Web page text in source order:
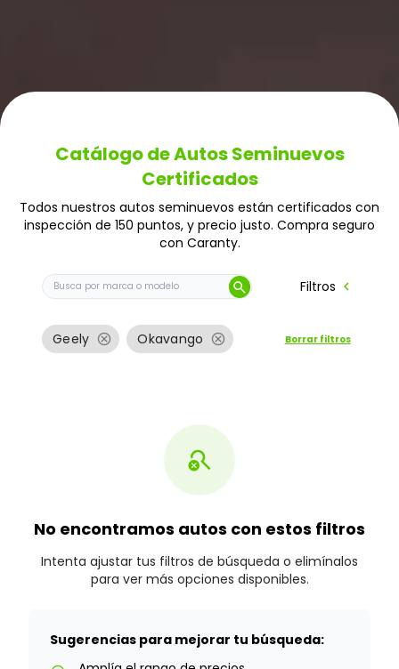
Catálogo de Autos Seminuevos
Certificados
Todos nuestros autos seminuevos están certificados con
inspección de 150 puntos, y precio justo. Compra seguro
con Caranty.
Buscar auto por marca o modelo
search Filtros chevron_left
Geely cancel Okavango cancel Borrar filtros
search_off
No encontramos autos con estos filtros
Intenta ajustar tus filtros de búsqueda o elimínalos
para ver más opciones disponibles.
Sugerencias para mejorar tu búsqueda: